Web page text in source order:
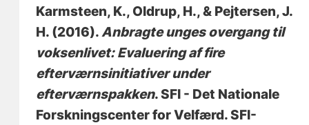
Karmsteen, K., Oldrup, H., & Pejtersen, J.
H. (2016).Anbragte unges overgang til
voksenlivet: Evaluering af fire
efterværnsinitiativer under
efterværnspakken. SFI - Det Nationale
Forskningscenter for Velfærd. SFI-